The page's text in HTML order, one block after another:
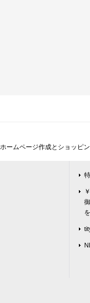
ホームページ作成とショッピ